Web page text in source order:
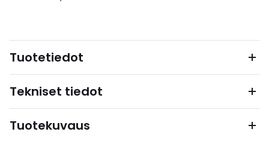
Tuotetiedot
Tekniset tiedot
Tuotekuvaus